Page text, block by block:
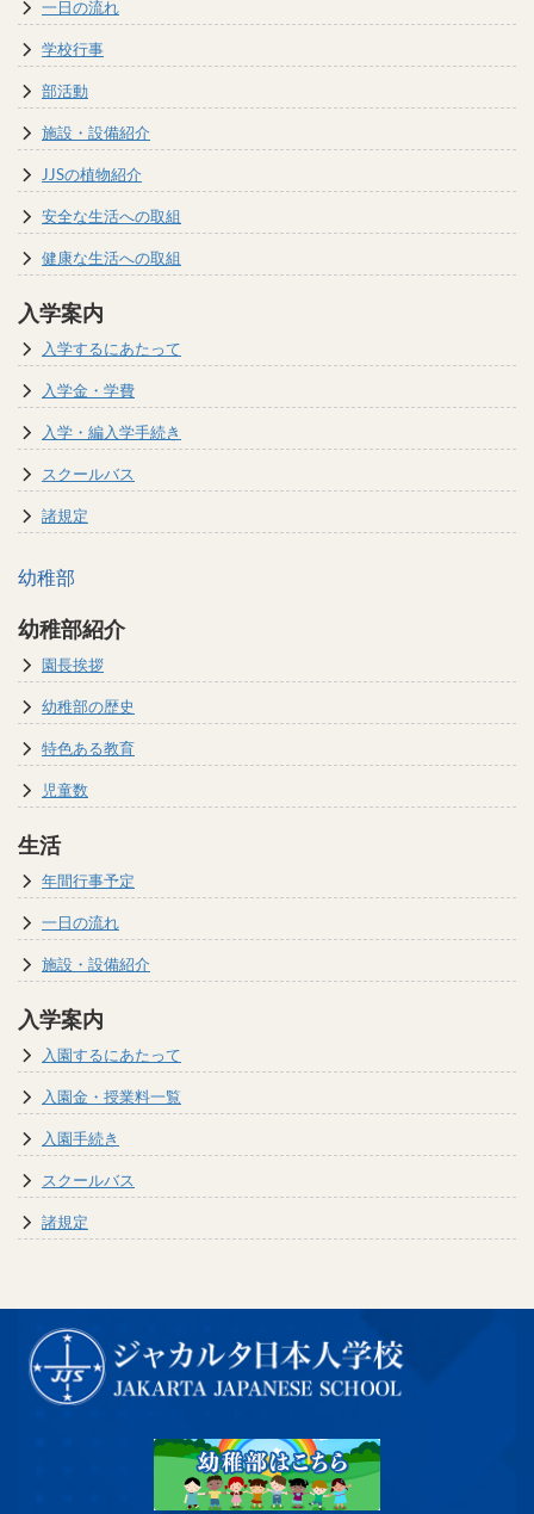
一日の流れ
学校行事
部活動
施設・設備紹介
JJSの植物紹介
安全な生活への取組
健康な生活への取組
入学案内
入学するにあたって
入学金・学費
入学・編入学手続き
スクールバス
諸規定
幼稚部
幼稚部紹介
園長挨拶
幼稚部の歴史
特色ある教育
児童数
生活
年間行事予定
一日の流れ
施設・設備紹介
入学案内
入園するにあたって
入園金・授業料一覧
入園手続き
スクールバス
諸規定